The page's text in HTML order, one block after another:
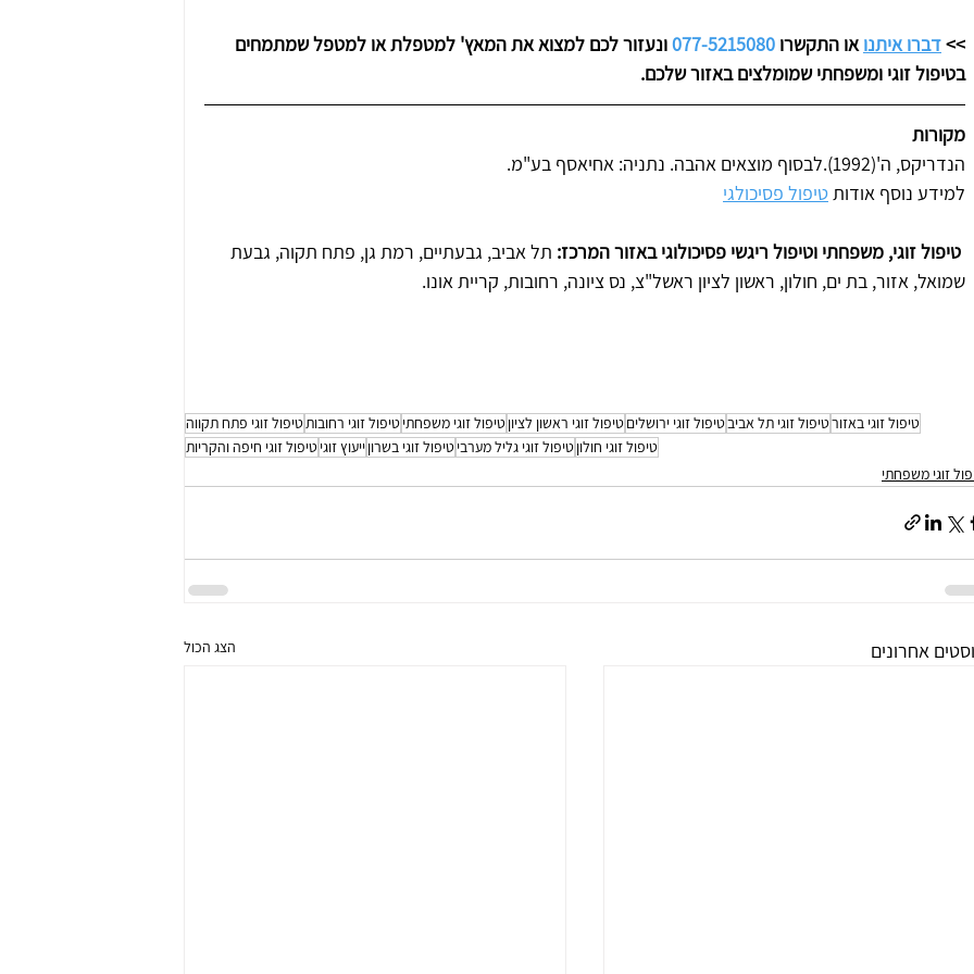
>> דברו איתנו או התקשרו 077-5215080 ונעזור לכם למצוא את המאץ' למטפלת או למטפל שמתמחים
בטיפול זוגי ומשפחתי שמומלצים באזור שלכם.
מקורות
הנדריקס, ה'(1992).לבסוף מוצאים אהבה. נתניה: אחיאסף בע"מ.
למידע נוסף אודות טיפול פסיכולגי
תל אביב, גבעתיים, רמת גן, פתח תקוה, גבעת
שמואל, אזור, בת ים, חולון, ראשון לציון ראשל"צ, נס ציונה, רחובות, קריית אונו.
טיפול זוגי באזורטיפול זוגי תל אביבטיפול זוגי ירושליםטיפול זוגי ראשון לציוןטיפול זוגי משפחתיטיפול זוגי רחובותטיפול זוגי פתח תקווה
טיפול זוגי חולוןטיפול זוגי גליל מערביטיפול זוגי בשרוןייעוץ זוגיטיפול זוגי חיפה והקריות
זוגי משפחתי
אחרונים הצג הכול